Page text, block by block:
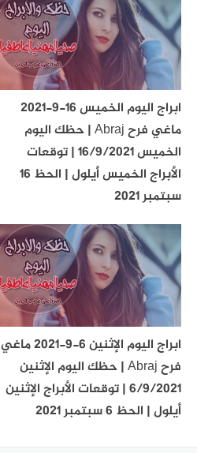
ابراج اليوم الخميس 16-9-2021
ماغي فرح Abraj | حظك اليوم
الخميس 16/9/2021 | توقعات
الأبراج الخميس أيلول | الحظ 16
سبتمبر 2021
ابراج اليوم الإثنين 6-9-2021 ماغي
فرح Abraj | حظك اليوم الإثنين
6/9/2021 | توقعات الأبراج الإثنين
أيلول | الحظ 6 سبتمبر 2021